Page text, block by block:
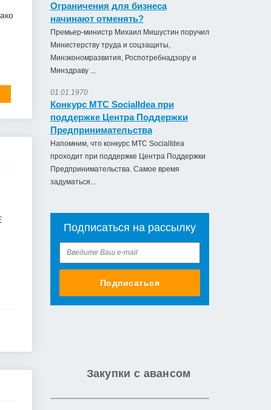
Ограничения для бизнеса
начинают отменять?
Премьер-министр Михаил Мишустин поручил
Министерству труда и соцзащиты,
Минэкономразвития, Роспотребнадзору и
Минздраву ...
01.01.1970
Конкурс МТС SocialIdea при
поддержке Центра Поддержки
Предпринимательства
Напомним, что конкурс МТС SocialIdea
проходит при поддержке Центра Поддержки
Предпринимательства. Самое время
задуматься...
Подписаться на рассылку
Подписаться
Закупки с авансом